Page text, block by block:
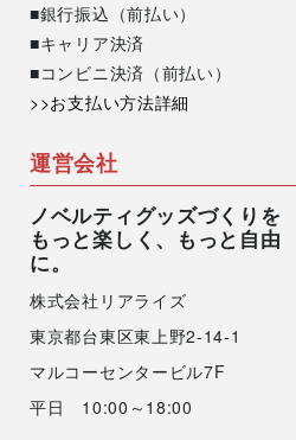
スタッフより
アオサギアクスタに次ぐ第２
オーロラアクリルと相性の
SNS投稿もありがとうござ
■銀行振込（前払い）
■キャリア決済
■コンビニ決済（前払い）
>>お支払い方法詳細
運営会社
ノベルティグッズづくりを
もっと楽しく、もっと自由
に。
株式会社リアライズ
東京都台東区東上野2-14-1
マルコーセンタービル7F
平日 10:00～18:00